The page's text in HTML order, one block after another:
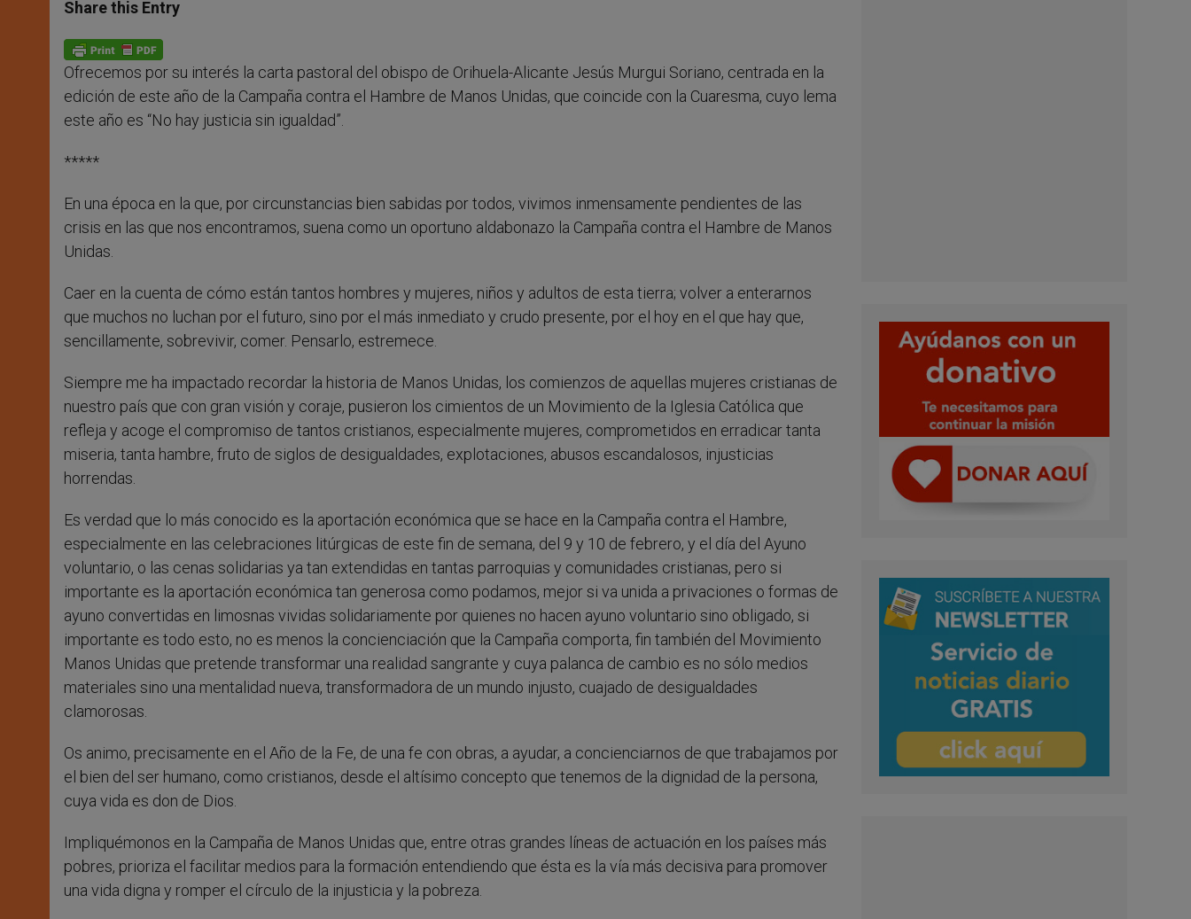
s
p
p
e
g
e
r
b
o
k
Share this Entry
Ofrecemos por su interés la carta pastoral del obispo de Orihuela-Alicante Jesús Murgui Soriano, centrada en la
edición de este año de la Campaña contra el Hambre de Manos Unidas, que coincide con la Cuaresma, cuyo lema
este año es “No hay justicia sin igualdad”.
*****
En una época en la que, por circunstancias bien sabidas por todos, vivimos inmensamente pendientes de las
crisis en las que nos encontramos, suena como un oportuno aldabonazo la Campaña contra el Hambre de Manos
Unidas.
Caer en la cuenta de cómo están tantos hombres y mujeres, niños y adultos de esta tierra; volver a enterarnos
que muchos no luchan por el futuro, sino por el más inmediato y crudo presente, por el hoy en el que hay que,
sencillamente, sobrevivir, comer. Pensarlo, estremece.
Siempre me ha impactado recordar la historia de Manos Unidas, los comienzos de aquellas mujeres cristianas de
nuestro país que con gran visión y coraje, pusieron los cimientos de un Movimiento de la Iglesia Católica que
refleja y acoge el compromiso de tantos cristianos, especialmente mujeres, comprometidos en erradicar tanta
miseria, tanta hambre, fruto de siglos de desigualdades, explotaciones, abusos escandalosos, injusticias
horrendas.
Es verdad que lo más conocido es la aportación económica que se hace en la Campaña contra el Hambre,
especialmente en las celebraciones litúrgicas de este fin de semana, del 9 y 10 de febrero, y el día del Ayuno
voluntario, o las cenas solidarias ya tan extendidas en tantas parroquias y comunidades cristianas, pero si
importante es la aportación económica tan generosa como podamos, mejor si va unida a privaciones o formas de
ayuno convertidas en limosnas vividas solidariamente por quienes no hacen ayuno voluntario sino obligado, si
importante es todo esto, no es menos la concienciación que la Campaña comporta, fin también del Movimiento
Manos Unidas que pretende transformar una realidad sangrante y cuya palanca de cambio es no sólo medios
materiales sino una mentalidad nueva, transformadora de un mundo injusto, cuajado de desigualdades
clamorosas.
Os animo, precisamente en el Año de la Fe, de una fe con obras, a ayudar, a concienciarnos de que trabajamos por
el bien del ser humano, como cristianos, desde el altísimo concepto que tenemos de la dignidad de la persona,
cuya vida es don de Dios.
Impliquémonos en la Campaña de Manos Unidas que, entre otras grandes líneas de actuación en los países más
pobres, prioriza el facilitar medios para la formación entendiendo que ésta es la vía más decisiva para promover
una vida digna y romper el círculo de la injusticia y la pobreza.